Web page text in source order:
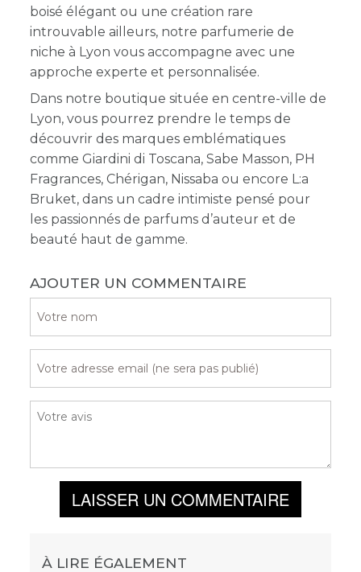
boisé élégant ou une création rare
introuvable ailleurs, notre parfumerie de
niche à Lyon vous accompagne avec une
approche experte et personnalisée.
Dans notre boutique située en centre-ville de
Lyon, vous pourrez prendre le temps de
découvrir des marques emblématiques
comme Giardini di Toscana, Sabe Masson, PH
Fragrances, Chérigan, Nissaba ou encore L:a
Bruket, dans un cadre intimiste pensé pour
les passionnés de parfums d’auteur et de
beauté haut de gamme.
AJOUTER UN COMMENTAIRE
LAISSER UN COMMENTAIRE
À LIRE ÉGALEMENT